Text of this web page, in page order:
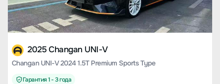
2025 Changan UNI-V
Changan UNI-V 2024 1.5T Premium Sports Type
Гарантия 1 - 3 года